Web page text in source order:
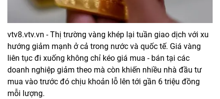
vtv8.vtv.vn - Thị trường vàng khép lại tuần giao dịch với xu
hướng giảm mạnh ở cả trong nước và quốc tế. Giá vàng
liên tục đi xuống không chỉ kéo giá mua - bán tại các
doanh nghiệp giảm theo mà còn khiến nhiều nhà đầu tư
mua vào trước đó chịu khoản lỗ lên tới gần 6 triệu đồng
mỗi lượng.